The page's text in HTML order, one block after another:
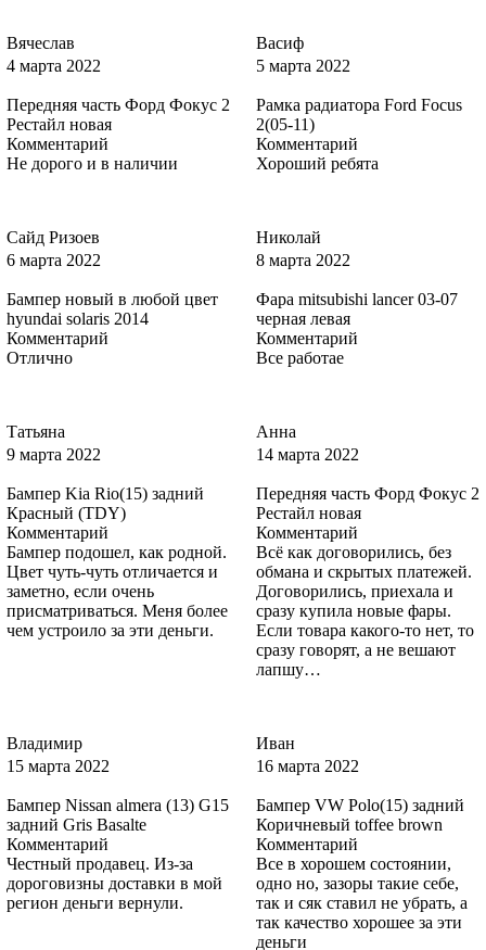
8RTE - MORELLO
6DVC, 6DVCWWA - OCEAN
6DVC, 6DVCWWA - OCEAN
8MJE - CHILL
8CKE - AVALON
Вячеслав
4 марта 2022
Передняя часть Форд Фокус 2
Рестайл новая
Комментарий
Не дорого и в наличии
Васиф
5 марта 2022
Рамка радиатора Ford Focus
2(05-11)
Комментарий
Хороший ребята
Сайд Ризоев
6 марта 2022
Бампер новый в любой цвет
hyundai solaris 2014
Комментарий
Отлично
Николай
8 марта 2022
Фара mitsubishi lancer 03-07
черная левая
Комментарий
Все работае
Татьяна
9 марта 2022
Бампер Kia Rio(15) задний
Красный (TDY)
Комментарий
Бампер подошел, как родной.
Цвет чуть-чуть отличается и
заметно, если очень
присматриваться. Меня более
чем устроило за эти деньги.
Анна
14 марта 2022
Передняя часть Форд Фокус 2
Рестайл новая
Комментарий
Всё как договорились, без
обмана и скрытых платежей.
Договорились, приехала и
сразу купила новые фары.
Если товара какого-то нет, то
сразу говорят, а не вешают
лапшу…
Владимир
15 марта 2022
Бампер Nissan almera (13) G15
задний Gris Basalte
Комментарий
Честный продавец. Из-за
дороговизны доставки в мой
регион деньги вернули.
Иван
16 марта 2022
Бампер VW Polo(15) задний
Коричневый toffee brown
Комментарий
Все в хорошем состоянии,
одно но, зазоры такие себе,
так и сяк ставил не убрать, а
так качество хорошее за эти
деньги